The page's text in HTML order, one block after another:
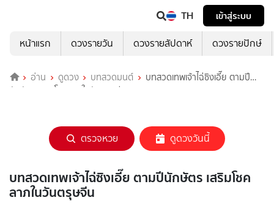
TH
เข้าสู่ระบบ
หน้าแรก
ดวงรายวัน ดวงรายสัปดาห์ ดวงรายปักษ์
อ่าน ดูดวง บทสวดมนต์
บทสวดเทพเจ้าไฉ่ซิงเอี๊ย ตามปี
นักษัตร เสริมโชคลาภในวันตรุษจีน
ตรวจหวย ดูดวงวันนี้
บทสวดเทพเจ้าไฉ่ซิงเอี๊ย ตามปีนักษัตร เสริมโชค
ลาภในวันตรุษจีน